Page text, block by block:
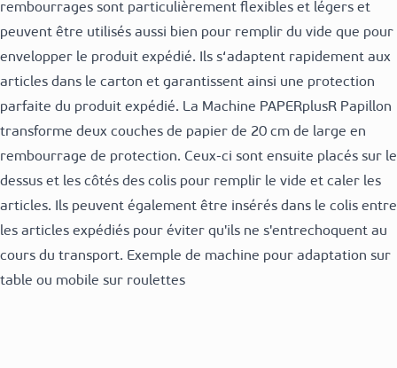
rembourrages sont particulièrement flexibles et légers et
peuvent être utilisés aussi bien pour remplir du vide que pour
envelopper le produit expédié. Ils s‘adaptent rapidement aux
articles dans le carton et garantissent ainsi une protection
parfaite du produit expédié. La Machine PAPERplusR Papillon
transforme deux couches de papier de 20 cm de large en
rembourrage de protection. Ceux-ci sont ensuite placés sur le
dessus et les côtés des colis pour remplir le vide et caler les
articles. Ils peuvent également être insérés dans le colis entre
les articles expédiés pour éviter qu'ils ne s'entrechoquent au
cours du transport. Exemple de machine pour adaptation sur
table ou mobile sur roulettes